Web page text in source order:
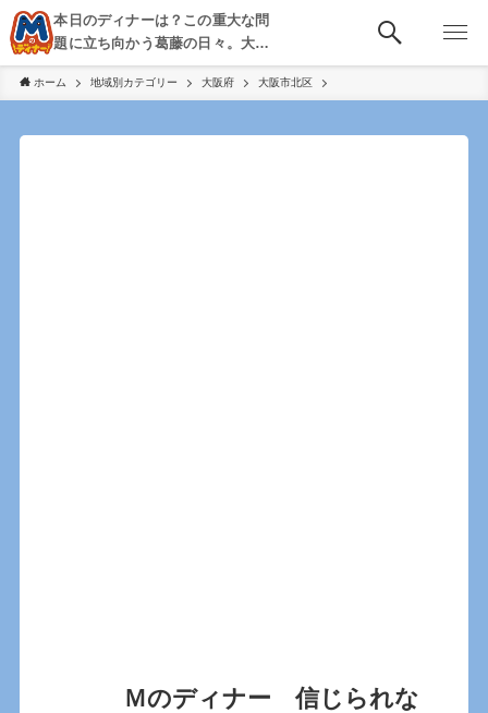
本日のディナーは？この重大な問
題に立ち向かう葛藤の日々。大
阪・京都・神戸を中心とした食べ
歩き、飲み歩きを綴る。
ホーム 地域別カテゴリー 大阪府 大阪市北区
Ｍのディナー 信じられな